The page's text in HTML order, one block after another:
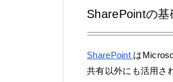
SharePointの基
SharePoint は
共有以外にも活用さ